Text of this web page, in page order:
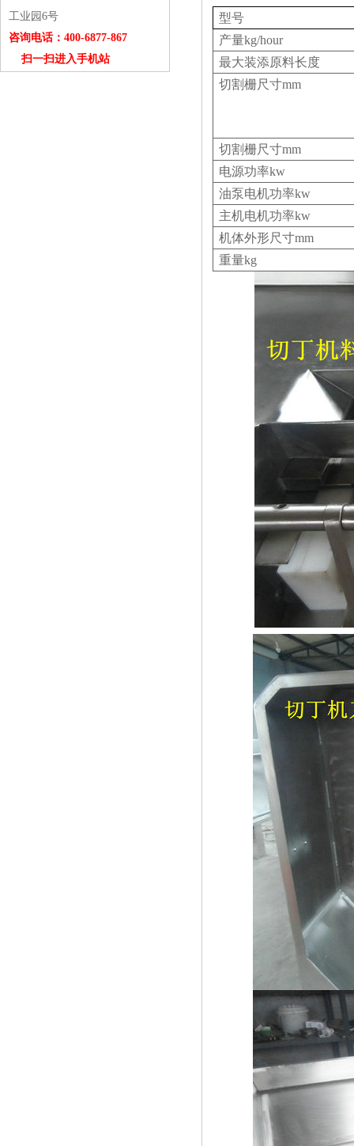
工业园6号
咨询电话：400-6877-867
扫一扫进入手机站
型号
产量kg/hour
最大装添原料长度
切割栅尺寸mm
切割栅尺寸mm
电源功率kw
油泵电机功率kw
主机电机功率kw
机体外形尺寸mm
重量kg